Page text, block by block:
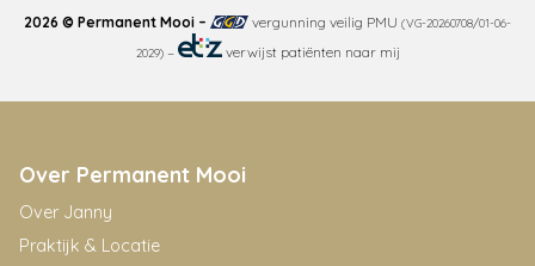
2026 © Permanent Mooi – vergunning veilig PMU(VG-20260708/01-06-
2029)– verwijst patiënten naar mij
Over Permanent Mooi
Over Janny
Praktijk & Locatie